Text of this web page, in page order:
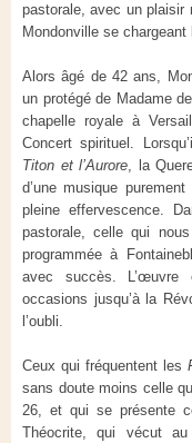
pastorale, avec un plaisir
Mondonville se
Alors âgé de 42 ans,
un protégé de Madame
chapelle royale à
Concert spirituel.
Titon et l’Aurore, la
d’une musique
pleine effervescence.
pastorale, celle qui
programmée à
avec succès. L’œuvre
occasions jusqu’à la
l’oubli.
Ceux qui fréquentent les
sans doute moins celle
26, et qui se présente
Théocrite, qui vécut